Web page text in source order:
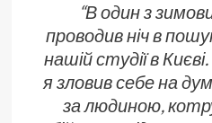
“В один з
проводив ніч в
нашій студії в
я зловив себе на
за людиною,